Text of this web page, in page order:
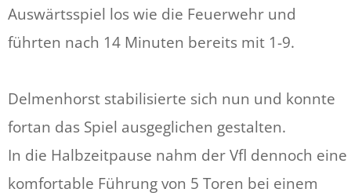
Auswärtsspiel los wie die Feuerwehr und
führten nach 14 Minuten bereits mit 1-9.
Delmenhorst stabilisierte sich nun und konnte
fortan das Spiel ausgeglichen gestalten.
In die Halbzeitpause nahm der Vfl dennoch eine
komfortable Führung von 5 Toren bei einem